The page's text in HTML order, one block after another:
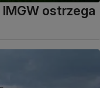
ostrzega